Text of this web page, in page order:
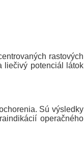
rastových
liečivý potenciál látok
Sú výsledky
operačného